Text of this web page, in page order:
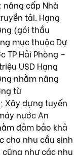
nâng cấp Nhà
tải. Hạng
(gói thầu
mục thuộc Dự
TP Hải Phòng –
USD Hạng
nhằm nâng
từ
Xây dựng tuyến
nước An
đảm bảo khả
cho nhu cầu sinh
như các nhu